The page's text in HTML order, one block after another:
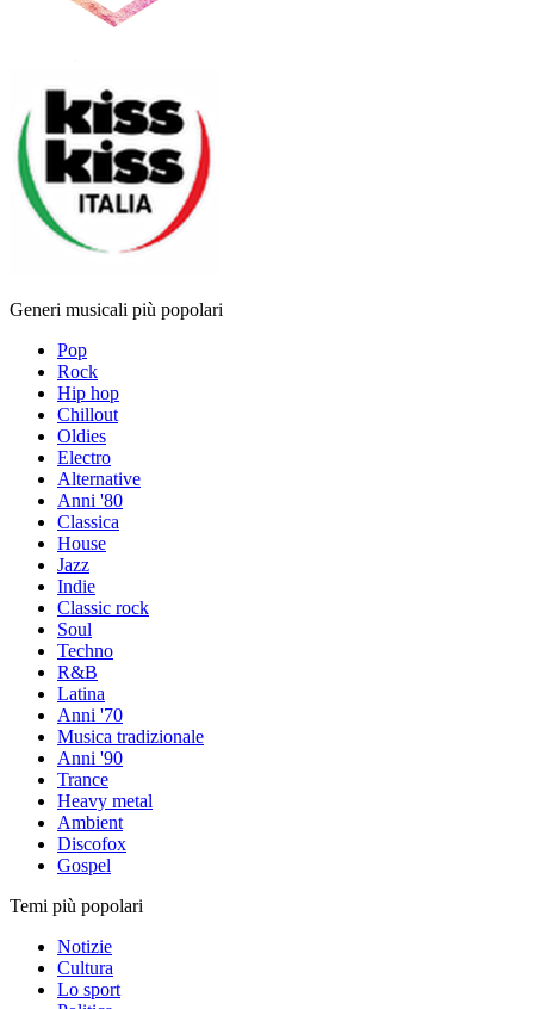
Generi musicali più popolari
Pop
Rock
Hip hop
Chillout
Oldies
Electro
Alternative
Anni '80
Classica
House
Jazz
Indie
Classic rock
Soul
Techno
R&B
Latina
Anni '70
Musica tradizionale
Anni '90
Trance
Heavy metal
Ambient
Discofox
Gospel
Temi più popolari
Notizie
Cultura
Lo sport